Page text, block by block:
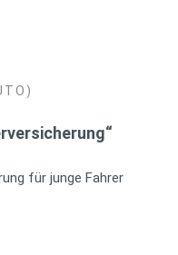
für junge Fahrer